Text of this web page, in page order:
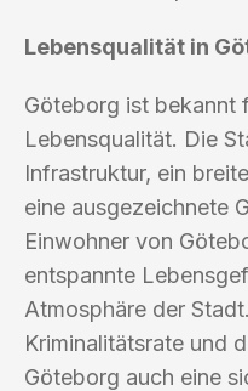
Lebensqualität in
Göteborg ist bekannt
Lebensqualität. Die
Infrastruktur, ein
eine ausgezeichnete
Einwohner von
entspannte
Atmosphäre der
Kriminalitätsrate und
Göteborg auch eine